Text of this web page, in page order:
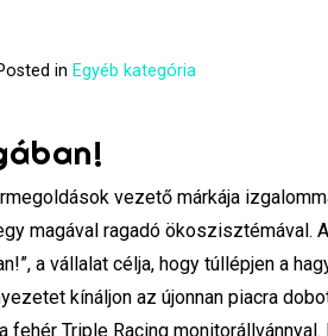
in Egyéb kategória
vezető márkája
magával ragadó ökoszisztémával.
a vállalat célja, hogy túllépjen a
kínáljon az újonnan piacra
Triple Racing